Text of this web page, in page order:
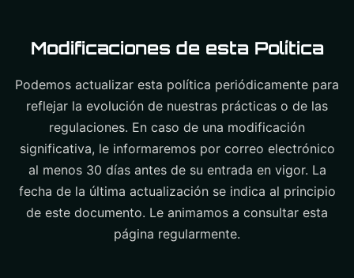
Modificaciones de esta Política
Podemos actualizar esta política periódicamente para
reflejar la evolución de nuestras prácticas o de las
regulaciones. En caso de una modificación
significativa, le informaremos por correo electrónico
al menos 30 días antes de su entrada en vigor. La
fecha de la última actualización se indica al principio
de este documento. Le animamos a consultar esta
página regularmente.